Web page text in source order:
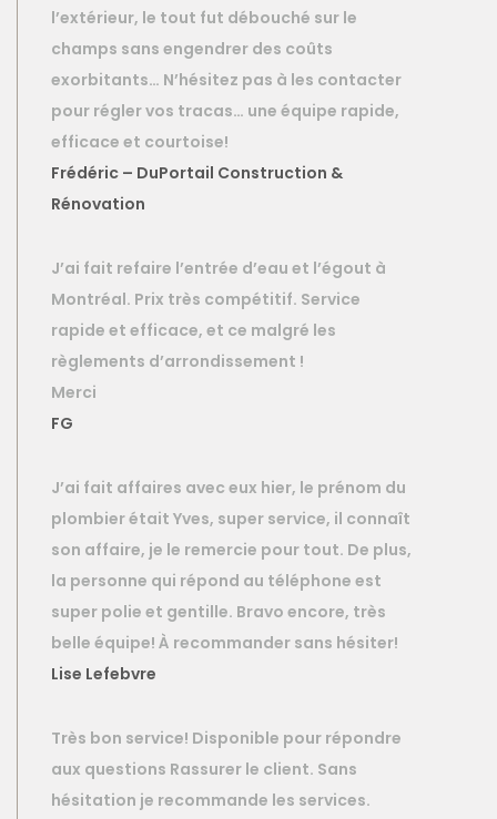
l’extérieur, le tout fut débouché sur le
champs sans engendrer des coûts
exorbitants… N’hésitez pas à les contacter
pour régler vos tracas… une équipe rapide,
efficace et courtoise!
Frédéric – DuPortail Construction &
Rénovation
J’ai fait refaire l’entrée d’eau et l’égout à
Montréal. Prix très compétitif. Service
rapide et efficace, et ce malgré les
règlements d’arrondissement !
Merci
FG
J’ai fait affaires avec eux hier, le prénom du
plombier était Yves, super service, il connaît
son affaire, je le remercie pour tout. De plus,
la personne qui répond au téléphone est
super polie et gentille. Bravo encore, très
belle équipe! À recommander sans hésiter!
Lise Lefebvre
Très bon service! Disponible pour répondre
aux questions Rassurer le client. Sans
hésitation je recommande les services.